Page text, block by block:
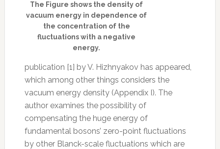
The Figure shows the density of
vacuum energy in dependence of
the concentration of the
fluctuations with a negative
energy.
publication [1] by V. Hizhnyakov has appeared,
which among other things considers the
vacuum energy density (Appendix I). The
author examines the possibility of
compensating the huge energy of
fundamental bosons’ zero-point fluctuations
by other Blanck-scale fluctuations which are